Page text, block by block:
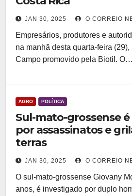
JAN 30, 2025 O CORREIO
Empresários, produtores e
na manhã desta quarta-feira
Campo promovido pela Biotil. O…
AGRO POLÍTICA
Sul-mato-grossense
por assassinatos e
terras
JAN 30, 2025 O CORREIO
O sul-mato-grossense Giovany
anos, é investigado por duplo